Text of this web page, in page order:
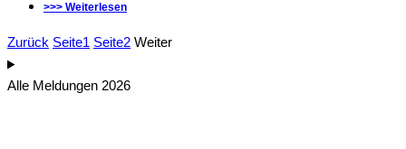
>>> Weiterlesen
Zurück Seite1 Seite2 Weiter
Alle Meldungen 2026